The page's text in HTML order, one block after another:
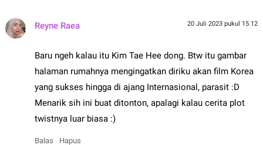
Reyne Raea 20 Juli 2023 pukul 15.12
Baru ngeh kalau itu Kim Tae Hee dong. Btw itu gambar
halaman rumahnya mengingatkan diriku akan film Korea
yang sukses hingga di ajang Internasional, parasit :D
Menarik sih ini buat ditonton, apalagi kalau cerita plot
twistnya luar biasa :)
Balas Hapus